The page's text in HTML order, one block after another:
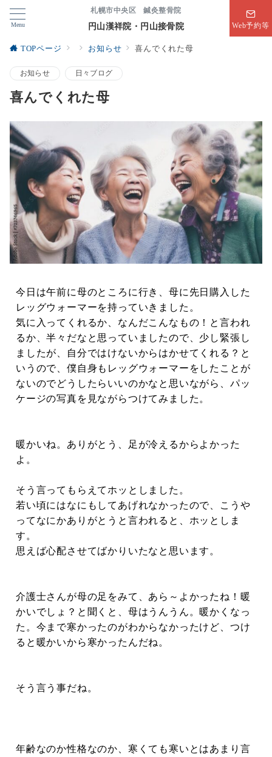
Menu
札幌市中央区 鍼灸整骨院
円山漢祥院・円山接骨院 Web予約等
TOPページ お知らせ 喜んでくれた母
お知らせ 日々ブログ
喜んでくれた母
今日は午前に母のところに行き、母に先日購入した
レッグウォーマーを持っていきました。
気に入ってくれるか、なんだこんなもの！と言われ
るか、半々だなと思っていましたので、少し緊張し
ましたが、自分ではけないからはかせてくれる？と
いうので、僕自身もレッグウォーマーをしたことが
ないのでどうしたらいいのかなと思いながら、パッ
ケージの写真を見ながらつけてみました。
暖かいね。ありがとう、足が冷えるからよかった
よ。
そう言ってもらえてホッとしました。
若い頃にはなにもしてあげれなかったので、こうや
ってなにかありがとうと言われると、ホッとしま
す。
思えば心配させてばかりいたなと思います。
介護士さんが母の足をみて、あら～よかったね！暖
かいでしょ？と聞くと、母はうんうん。暖かくなっ
た。今まで寒かったのがわからなかったけど、つけ
ると暖かいから寒かったんだね。
そう言う事だね。
年齢なのか性格なのか、寒くても寒いとはあまり言